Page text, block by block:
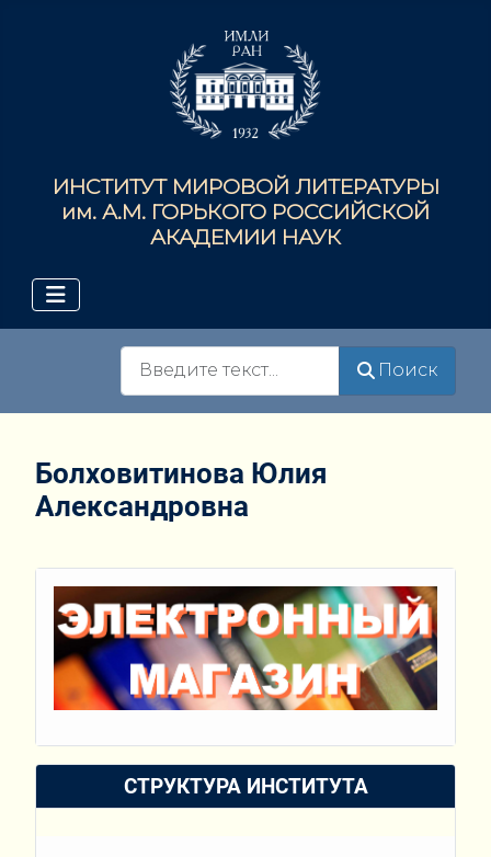
ИНСТИТУТ МИРОВОЙ ЛИТЕРАТУРЫ
им. А.М. ГОРЬКОГО РОССИЙСКОЙ
АКАДЕМИИ НАУК
Поиск
Болховитинова Юлия
Александровна
СТРУКТУРА ИНСТИТУТА